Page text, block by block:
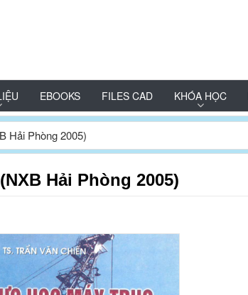
EBOOKS FILES CAD KHÓA HỌC
Hải Phòng 2005)
Hải Phòng 2005)